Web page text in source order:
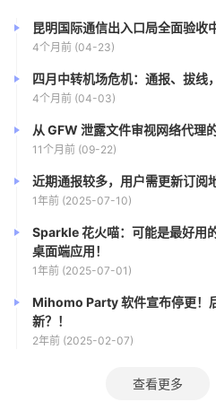
昆明国际通信出入口局全面验收
4个月前 (04-23)
四月中转机场危机：通报、拔线
4个月前 (04-03)
从 GFW 泄露文件审视网络代理
11个月前 (09-22)
近期通报较多，用户需更新订阅
1年前 (2025-07-10)
Sparkle 花火喵：可能是最好用
桌面端应用！
1年前 (2025-07-01)
Mihomo Party 软件宣布停更！
新？！
2年前 (2025-02-07)
查看更多